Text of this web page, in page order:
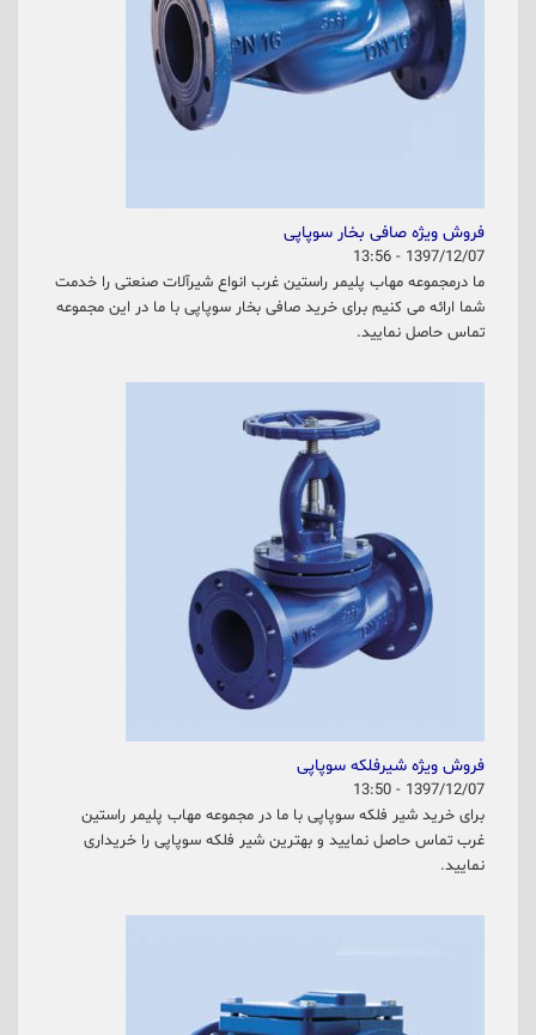
فروش ویژه صافی بخار سوپاپی
1397/12/07 - 13:56
ما درمجموعه مهاب پلیمر راستین غرب انواع شیرآلات صنعتی را خدمت
شما ارائه می کنیم برای خرید صافی بخار سوپاپی با ما در این مجموعه
تماس حاصل نمایید.
فروش ویژه شیرفلکه سوپاپی
1397/12/07 - 13:50
برای خرید شیر فلکه سوپاپی با ما در مجموعه مهاب پلیمر راستین
غرب تماس حاصل نمایید و بهترین شیر فلکه سوپاپی را خریداری
نمایید.